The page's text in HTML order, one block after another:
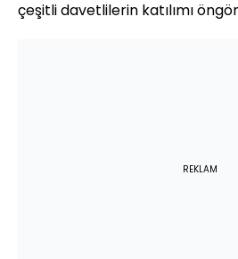
çeşitli davetlilerin katılımı
REKLAM